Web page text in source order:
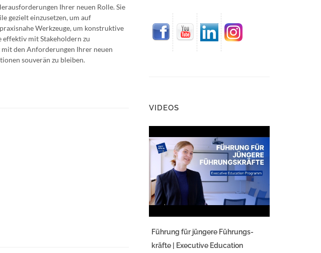
Ihrer neuen Rolle. Sie
gezielt einzusetzen, um auf
Werkzeuge, um konstruktive
mit Stakeholdern zu
den Anforderungen Ihrer neuen
souverän zu bleiben.
VIDEOS
Führung für jüngere Führungs­
kräfte | Executive Education